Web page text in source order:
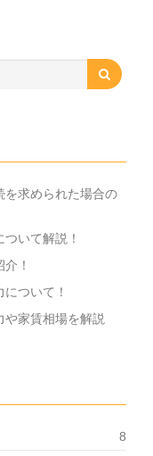
を求められた場合の
いて解説！
！
ついて！
家賃相場を解説
8